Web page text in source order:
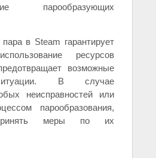
парообразующих
в Steam гарантирует
ресурсов
возможные
В случае
неисправностей или
парообразования,
меры по их